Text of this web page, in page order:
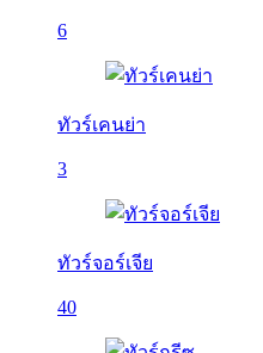
6
ทัวร์เคนย่า
3
ทัวร์จอร์เจีย
40